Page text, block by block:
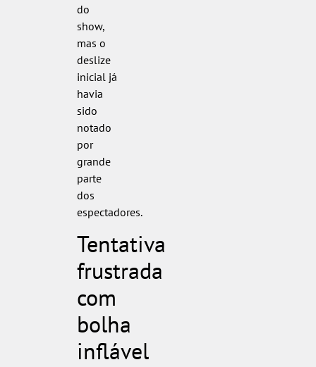
do
show,
mas o
deslize
inicial já
havia
sido
notado
por
grande
parte
dos
espectadores.
Tentativa
frustrada
com
bolha
inflável